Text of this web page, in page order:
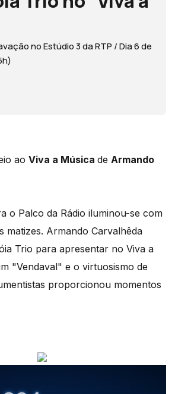
no Estúdio 3 da RTP / Dia 6 de
ao Viva a Música de Armando
o Palco da Rádio iluminou-se com
matizes. Armando Carvalhêda
Trio para apresentar no Viva a
"Vendaval" e o virtuosismo de
proporcionou momentos